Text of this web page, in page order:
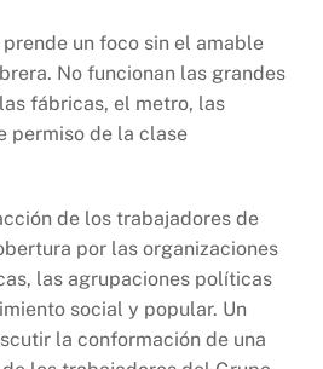
un foco sin el amable
No funcionan las grandes
fábricas, el metro, las
permiso de la clase
de los trabajadores de
por las organizaciones
las agrupaciones políticas
social y popular. Un
la conformación de una